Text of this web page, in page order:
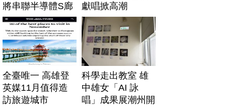
將串聯半導體S廊
帶
獻唱掀高潮
全臺唯一 高雄登
英媒11月值得造
訪旅遊城市
科學走出教室 雄
中雄女「AI 詠
唱」成果展潮州開